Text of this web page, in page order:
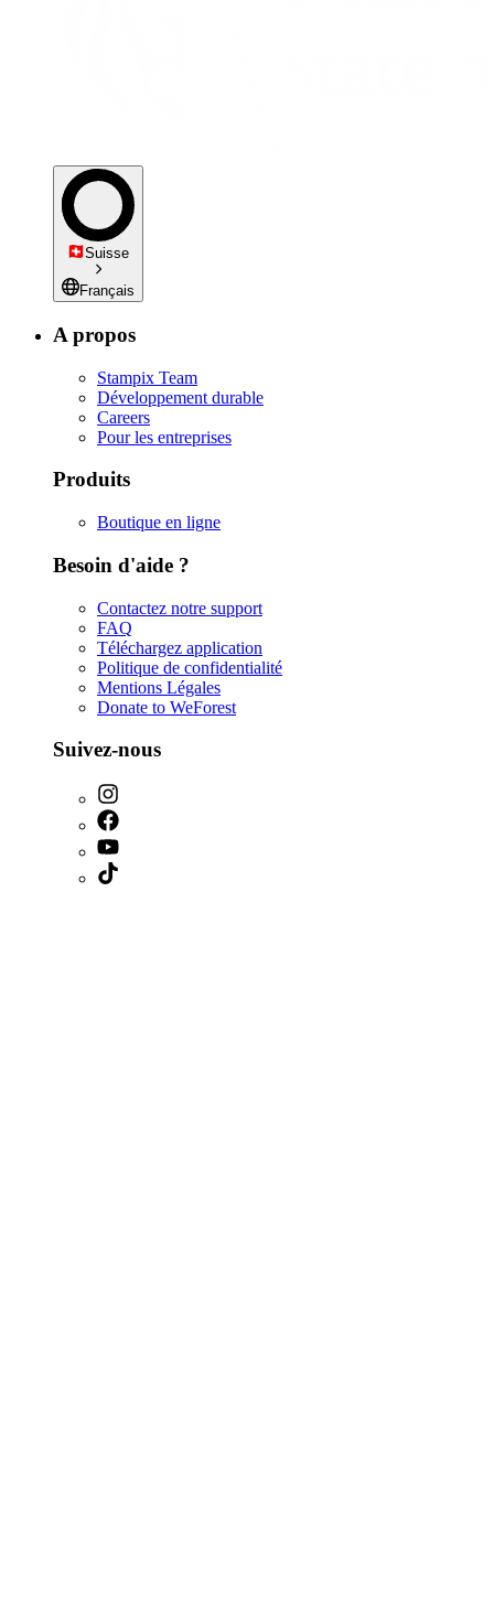
Suisse
Français
A propos
Stampix Team
Développement durable
Careers
Pour les entreprises
Produits
Boutique en ligne
Besoin d'aide ?
Contactez notre support
FAQ
Téléchargez application
Politique de confidentialité
Mentions Légales
Donate to WeForest
Suivez-nous